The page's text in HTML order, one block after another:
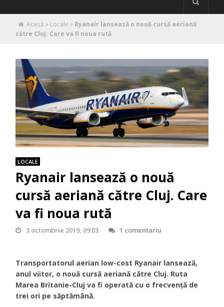
Acasă » Locale » Ryanair lansează o nouă cursă aeriană
către Cluj. Care va fi noua rută
LOCALE
Ryanair lansează o nouă
cursă aeriană către Cluj. Care
va fi noua rută
3 octombrie 2019, 09:03 1 comentariu
Transportatorul aerian low-cost Ryanair lansează,
anul viitor, o nouă cursă aeriană către Cluj. Ruta
Marea Britanie-Cluj va fi operată cu o frecvență de
trei ori pe săptămână.